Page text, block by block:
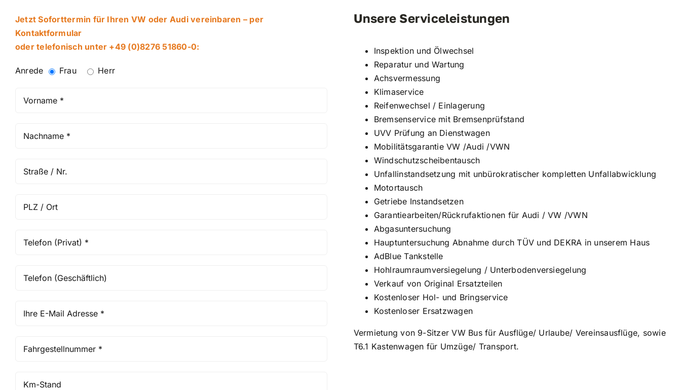
Jetzt Soforttermin für Ihren VW oder Audi vereinbaren – per
Kontaktformular
oder telefonisch unter +49 (0)8276 51860-0:
Anrede Frau Herr
Unsere Serviceleistungen
Inspektion und Ölwechsel
Reparatur und Wartung
Achsvermessung
Klimaservice
Reifenwechsel / Einlagerung
Bremsenservice mit Bremsenprüfstand
UVV Prüfung an Dienstwagen
Mobilitätsgarantie VW /Audi /VWN
Windschutzscheibentausch
Unfallinstandsetzung mit unbürokratischer kompletten Unfallabwicklung
Motortausch
Getriebe Instandsetzen
Garantiearbeiten/Rückrufaktionen für Audi / VW /VWN
Abgasuntersuchung
Hauptuntersuchung Abnahme durch TÜV und DEKRA in unserem Haus
AdBlue Tankstelle
Hohlraumraumversiegelung / Unterbodenversiegelung
Verkauf von Original Ersatzteilen
Kostenloser Hol- und Bringservice
Kostenloser Ersatzwagen
Vermietung von 9-Sitzer VW Bus für Ausflüge/ Urlaube/ Vereinsausflüge, sowie
T6.1 Kastenwagen für Umzüge/ Transport.